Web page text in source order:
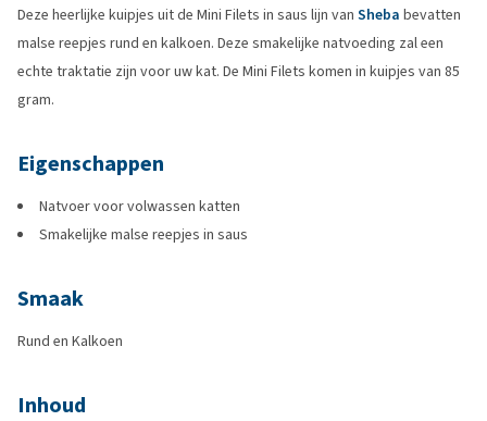
Deze heerlijke kuipjes uit de Mini Filets in saus lijn van Sheba bevatten
malse reepjes rund en kalkoen. Deze smakelijke natvoeding zal een
echte traktatie zijn voor uw kat. De Mini Filets komen in kuipjes van 85
gram.
Eigenschappen
Natvoer voor volwassen katten
Smakelijke malse reepjes in saus
Smaak
Rund en Kalkoen
Inhoud